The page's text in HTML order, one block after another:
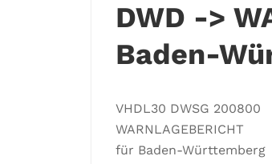
DWD ->
Baden-
VHDL30 DWSG 200800
WARNLAGEBERICHT
für Baden-Württemberg